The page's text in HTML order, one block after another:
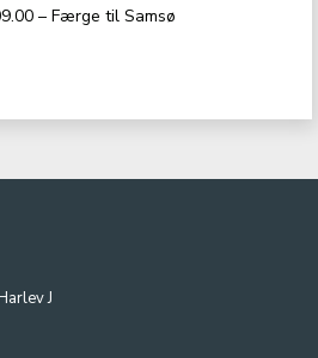
– Færge til Samsø
J